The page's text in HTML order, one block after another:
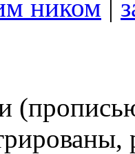
ником |